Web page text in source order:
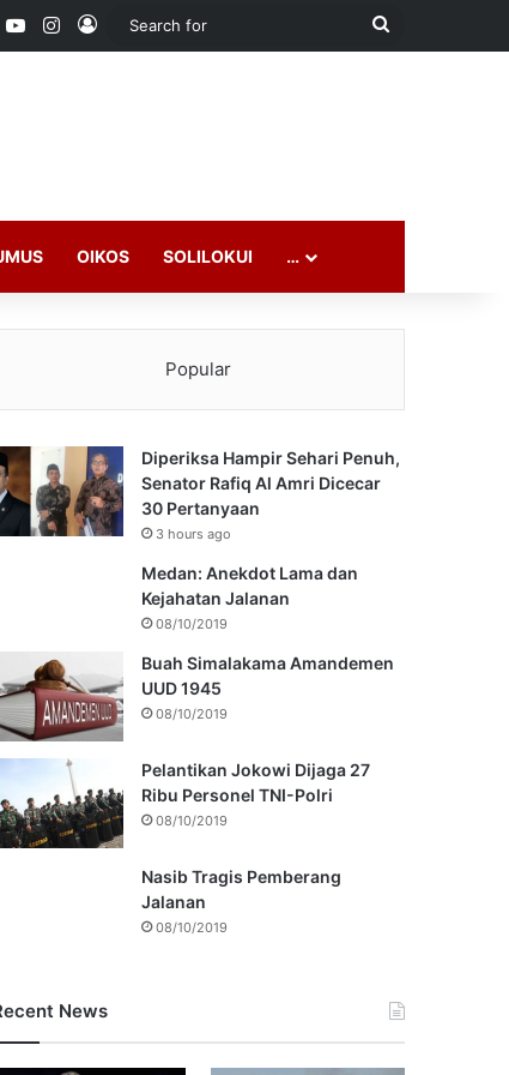
YouTubeInstagram
Log In
Search
OIKOS SOLILOKUI …
Popular
Diperiksa Hampir Sehari Penuh,
Senator Rafiq Al Amri Dicecar
30 Pertanyaan
3 hours ago
Medan: Anekdot Lama dan
Kejahatan Jalanan
08/10/2019
Buah Simalakama Amandemen
UUD 1945
08/10/2019
Pelantikan Jokowi Dijaga 27
Ribu Personel TNI-Polri
08/10/2019
Nasib Tragis Pemberang
Jalanan
08/10/2019
News